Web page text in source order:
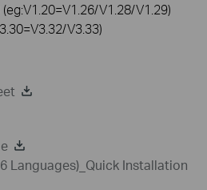
V1.28/V1.29)
V3.33)
Languages)_Quick Installation